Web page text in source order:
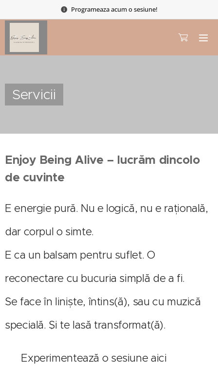
Programeaza acum o sesiune!
Servicii
Enjoy Being Alive – lucrăm dincolo
de cuvinte
E energie pură. Nu e logică, nu e rațională,
dar corpul o simte.
E ca un balsam pentru suflet. O
reconectare cu bucuria simplă de a fi.
Se face în liniște, întins(ă), sau cu muzică
specială. Și te lasă transformat(ă).
🔗 Experimentează o sesiune aici